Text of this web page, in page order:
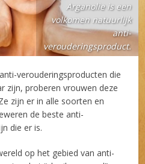
Arganolie is een
volkomen natuurlijk
anti-
verouderingsproduct.
verouderingsproducten die
zijn, proberen vrouwen deze
zijn er in alle soorten en
de beste anti-
die er is.
op het gebied van anti-